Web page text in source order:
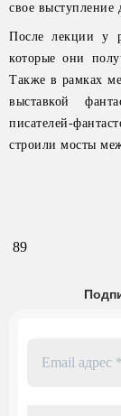
свое выступление
После лекции у
которые они
Также в рамках
выставкой
писателей-
строили мосты
89